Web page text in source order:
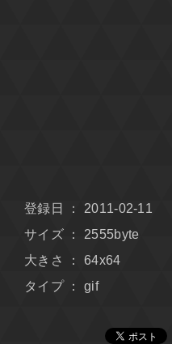
登録日 ： 2011-02-11
サイズ ： 2555byte
大きさ ： 64x64
タイプ ： gif